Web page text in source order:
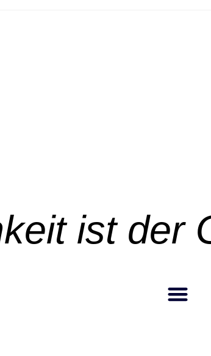
ist der